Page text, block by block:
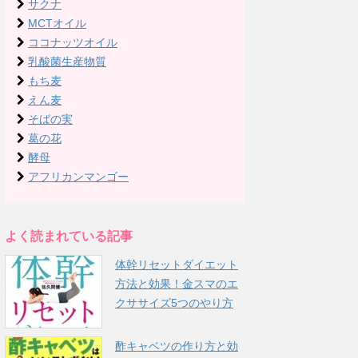
サクナ
MCTオイル
ココナッツオイル
乳酸菌生産物質
もち麦
えん麦
そばの実
葛の花
酵母
アフリカンマンゴー
よく読まれている記事
体幹リセットダイエット
方法と効果！金スマのエ
クササイズ5つのやり方
酢キャベツの作り方と効